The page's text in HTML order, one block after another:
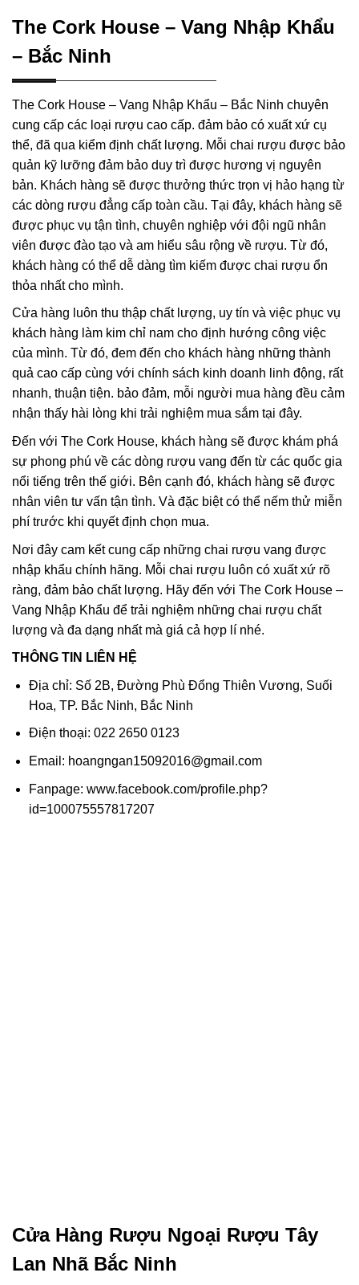
The Cork House – Vang Nhập Khẩu
– Bắc Ninh
The Cork House – Vang Nhập Khẩu – Bắc Ninh chuyên
cung cấp các loại rượu cao cấp. đảm bảo có xuất xứ cụ
thể, đã qua kiểm định chất lượng. Mỗi chai rượu được bảo
quản kỹ lưỡng đảm bảo duy trì được hương vị nguyên
bản. Khách hàng sẽ được thưởng thức trọn vị hảo hạng từ
các dòng rượu đẳng cấp toàn cầu. Tại đây, khách hàng sẽ
được phục vụ tận tình, chuyên nghiệp với đội ngũ nhân
viên được đào tạo và am hiểu sâu rộng về rượu. Từ đó,
khách hàng có thể dễ dàng tìm kiếm được chai rượu ổn
thỏa nhất cho mình.
Cửa hàng luôn thu thập chất lượng, uy tín và việc phục vụ
khách hàng làm kim chỉ nam cho định hướng công việc
của mình. Từ đó, đem đến cho khách hàng những thành
quả cao cấp cùng với chính sách kinh doanh linh động, rất
nhanh, thuận tiện. bảo đảm, mỗi người mua hàng đều cảm
nhận thấy hài lòng khi trải nghiệm mua sắm tại đây.
Đến với The Cork House, khách hàng sẽ được khám phá
sự phong phú về các dòng rượu vang đến từ các quốc gia
nổi tiếng trên thế giới. Bên cạnh đó, khách hàng sẽ được
nhân viên tư vấn tận tình. Và đặc biệt có thể nếm thử miễn
phí trước khi quyết định chọn mua.
Nơi đây cam kết cung cấp những chai rượu vang được
nhập khẩu chính hãng. Mỗi chai rượu luôn có xuất xứ rõ
ràng, đảm bảo chất lượng. Hãy đến với The Cork House –
Vang Nhập Khẩu để trải nghiệm những chai rượu chất
lượng và đa dạng nhất mà giá cả hợp lí nhé.
THÔNG TIN LIÊN HỆ
Địa chỉ: Số 2B, Đường Phù Đổng Thiên Vương, Suối
Hoa, TP. Bắc Ninh, Bắc Ninh
Điện thoại: 022 2650 0123
Email: hoangngan15092016@gmail.com
Fanpage: www.facebook.com/profile.php?
id=100075557817207
Cửa Hàng Rượu Ngoại Rượu Tây
Lan Nhã Bắc Ninh